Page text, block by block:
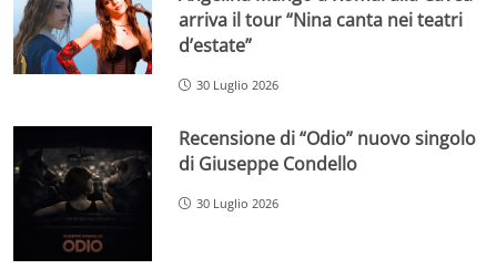
arriva il tour “Nina canta nei teatri
d’estate”
30 Luglio 2026
Recensione di “Odio” nuovo singolo
di Giuseppe Condello
30 Luglio 2026